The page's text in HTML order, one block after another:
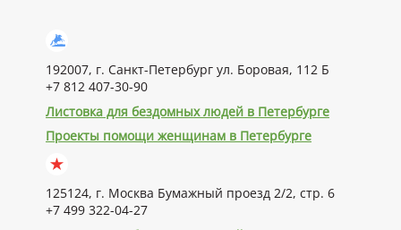
192007, г. Санкт-Петербург ул. Боровая, 112 Б
+7 812 407-30-90
Листовка для бездомных людей в Петербурге
Проекты помощи женщинам в Петербурге
125124, г. Москва Бумажный проезд 2/2, стр. 6
+7 499 322-04-27